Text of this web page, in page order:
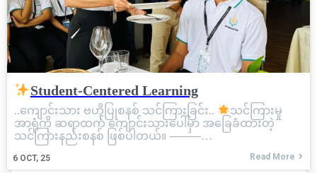
Student-Centered Learning
6 OCT, 25
..ကျောင်းသား ဗဟိုပြုစနစ် သင်ကြားခြင်း..
သင်ကြားမှု
အာရုံကို ဆရာထက် ကျောင်းသားပေါ်မှာ အခြေခံထားတဲ့
သင်ကြားနည်းစနစ် ဖြစ်ပါတယ်။ ⸻…
Read More